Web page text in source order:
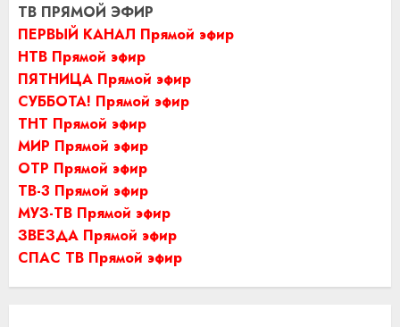
ТВ ПРЯМОЙ ЭФИР
ПЕРВЫЙ КАНАЛ Прямой эфир
НТВ Прямой эфир
ПЯТНИЦА Прямой эфир
СУББОТА! Прямой эфир
ТНТ Прямой эфир
МИР Прямой эфир
ОТР Прямой эфир
ТВ-3 Прямой эфир
МУЗ-ТВ Прямой эфир
ЗВЕЗДА Прямой эфир
СПАС ТВ Прямой эфир